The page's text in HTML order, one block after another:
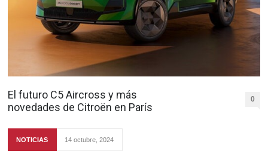
El futuro C5 Aircross y más
novedades de Citroën en París
0
NOTICIAS 14 octubre, 2024